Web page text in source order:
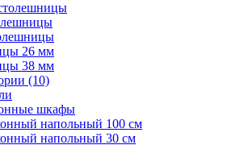
26 мм
38 мм
(10)
шкафы
напольный 100 см
напольный 30 см